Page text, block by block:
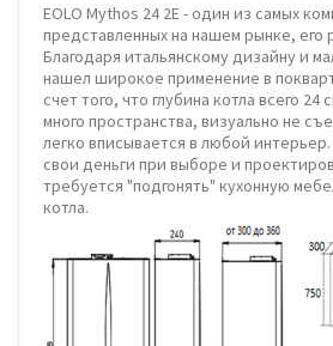
EOLO Mythos 24 2E - один из самых
представленных на нашем рынке, его
Благодаря итальянскому дизайну и
нашел широкое применение в
счет того, что глубина котла всего 24
много пространства, визуально не
легко вписывается в любой
свои деньги при выборе и
требуется "подгонять" кухонную
котла.